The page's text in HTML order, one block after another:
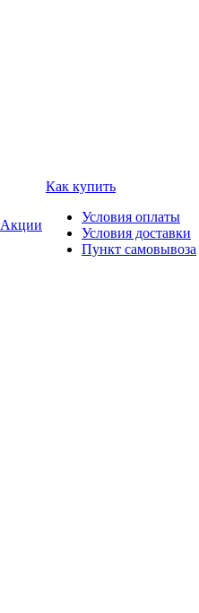
Акции
Как купить
Условия оплаты
Условия доставки
Пункт самовывоза